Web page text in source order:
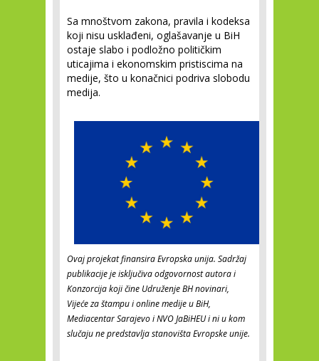
Sa mnoštvom zakona, pravila i kodeksa
koji nisu usklađeni, oglašavanje u BiH
ostaje slabo i podložno političkim
uticajima i ekonomskim pristiscima na
medije, što u konačnici podriva slobodu
medija.
Ovaj projekat finansira Evropska unija. Sadržaj
publikacije je isključiva odgovornost autora i
Konzorcija koji čine Udruženje BH novinari,
Vijeće za štampu i online medije u BiH,
Mediacentar Sarajevo i NVO JaBiHEU i ni u kom
slučaju ne predstavlja stanovišta Evropske unije.